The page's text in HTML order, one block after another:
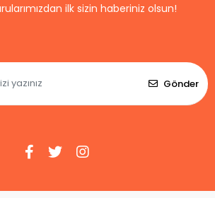
ilk sizin haberiniz olsun!
Gönder